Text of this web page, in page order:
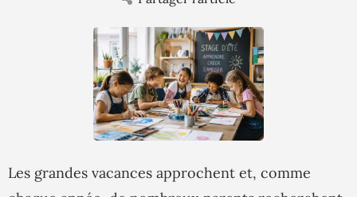
Les grandes vacances approchent et, comme